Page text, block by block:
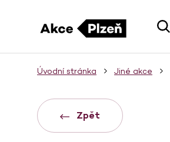
Úvodní stránka Jiné akce
Zpět